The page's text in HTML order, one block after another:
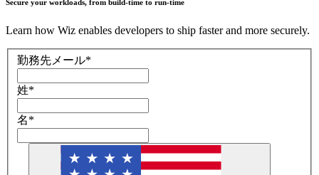
Secure your workloads, from build-time to run-time
Learn how Wiz enables developers to ship faster and more securely.
勤務先メール*
姓*
名*